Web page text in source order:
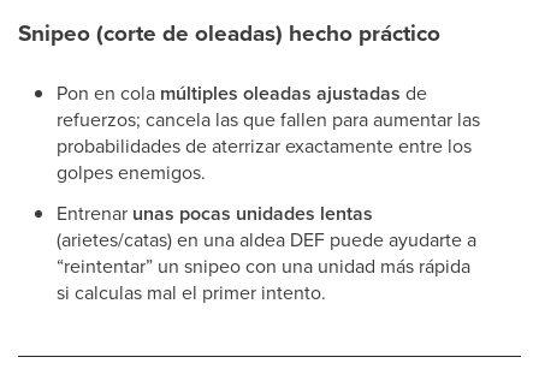
Snipeo (corte de oleadas) hecho práctico
Pon en cola múltiples oleadas ajustadas de
refuerzos; cancela las que fallen para aumentar las
probabilidades de aterrizar exactamente entre los
golpes enemigos.
Entrenar unas pocas unidades lentas
(arietes/catas) en una aldea DEF puede ayudarte a
“reintentar” un snipeo con una unidad más rápida
si calculas mal el primer intento.